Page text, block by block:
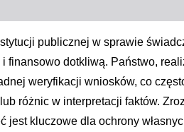
publicznej w sprawie
finansowo dotkliwą. Państwo,
weryfikacji wniosków, co
różnic w interpretacji faktów.
jest kluczowe dla ochrony